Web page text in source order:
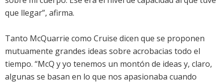
que llegar”, afirma.
Tanto McQuarrie como Cruise dicen que se proponen
mutuamente grandes ideas sobre acrobacias todo el
tiempo. “McQ y yo tenemos un montón de ideas y, claro,
algunas se basan en lo que nos apasionaba cuando